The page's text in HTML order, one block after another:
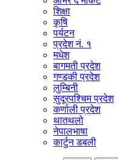
शिक्षा
कृषि
पर्यटन
प्रदेश नं. १
मधेश
बागमती प्रदेश
गण्डकी प्रदेश
लुम्बिनी
सुदूरपश्चिम प्रदेश
कर्णाली प्रदेश
थातथलो
नेपालभाषा
कार्टुन डबली